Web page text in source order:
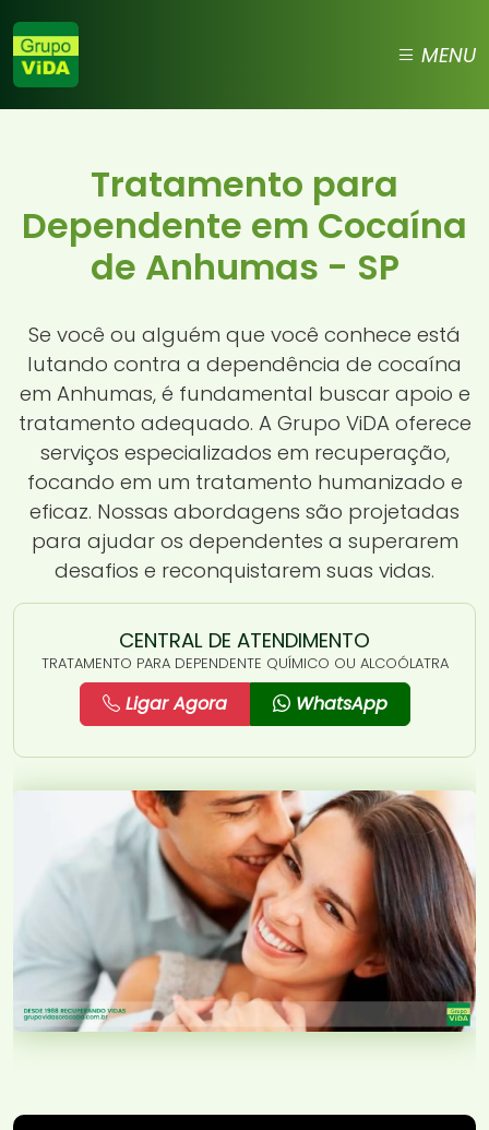
MENU
Tratamento para
Dependente em Cocaína
de Anhumas - SP
Se você ou alguém que você conhece está
lutando contra a dependência de cocaína
em Anhumas, é fundamental buscar apoio e
tratamento adequado. A Grupo ViDA oferece
serviços especializados em recuperação,
focando em um tratamento humanizado e
eficaz. Nossas abordagens são projetadas
para ajudar os dependentes a superarem
desafios e reconquistarem suas vidas.
CENTRAL DE ATENDIMENTO
TRATAMENTO PARA DEPENDENTE QUÍMICO OU ALCOÓLATRA
Ligar Agora WhatsApp